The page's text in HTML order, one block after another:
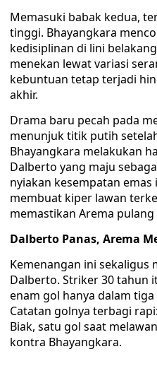
Memasuki babak kedua,
tinggi. Bhayangkara
kedisiplinan di lini
menekan lewat variasi
kebuntuan tetap terjadi
akhir.
Drama baru pecah pada
menunjuk titik putih
Bhayangkara melakukan
Dalberto yang maju
nyiakan kesempatan
membuat kiper lawan
memastikan Arema
Dalberto Panas, Arema
Kemenangan ini sekaligus
Dalberto. Striker 30 tahun
enam gol hanya dalam
Catatan golnya terbagi
Biak, satu gol saat
kontra Bhayangkara.